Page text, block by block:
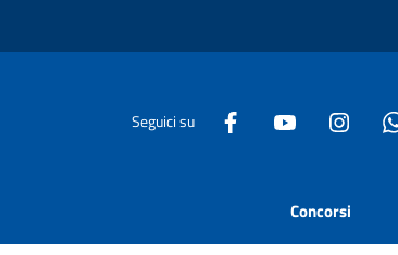
Seguici su
Concorsi